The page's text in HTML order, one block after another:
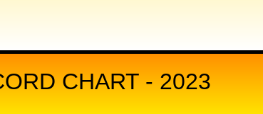
CHART - 2023